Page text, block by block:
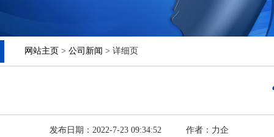
网站主页 > 公司新闻 > 详细页
发布日期：2022-7-23 09:34:52 作者：力企